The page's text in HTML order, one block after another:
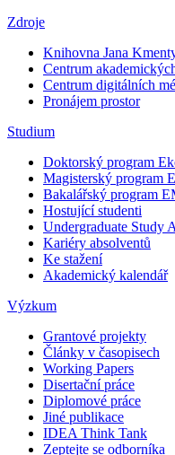
Zdroje
Knihovna Jana
Centrum
Centrum digitálních
Pronájem prostor
Studium
Doktorský program
Magisterský program
Bakalářský program
Hostující studenti
Undergraduate Study
Kariéry absolventů
Ke stažení
Akademický kalendář
Výzkum
Grantové projekty
Články v časopisech
Working Papers
Disertační práce
Diplomové práce
Jiné publikace
IDEA Think Tank
Zeptejte se odborníka